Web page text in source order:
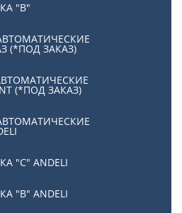
"В"
(*ПОД ЗАКАЗ)
(*ПОД ЗАКАЗ)
"C" ANDELI
"B" ANDELI